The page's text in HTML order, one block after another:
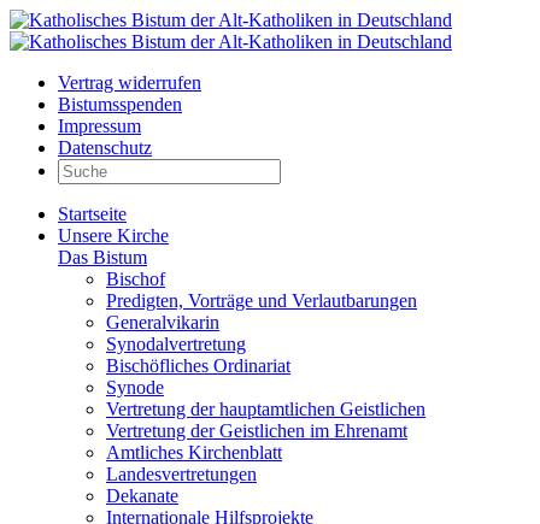
Vertrag widerrufen
Bistumsspenden
Impressum
Datenschutz
Startseite
Unsere Kirche
Das Bistum
Bischof
Predigten, Vorträge und Verlautbarungen
Generalvikarin
Synodalvertretung
Bischöfliches Ordinariat
Synode
Vertretung der hauptamtlichen Geistlichen
Vertretung der Geistlichen im Ehrenamt
Amtliches Kirchenblatt
Landesvertretungen
Dekanate
Internationale Hilfsprojekte